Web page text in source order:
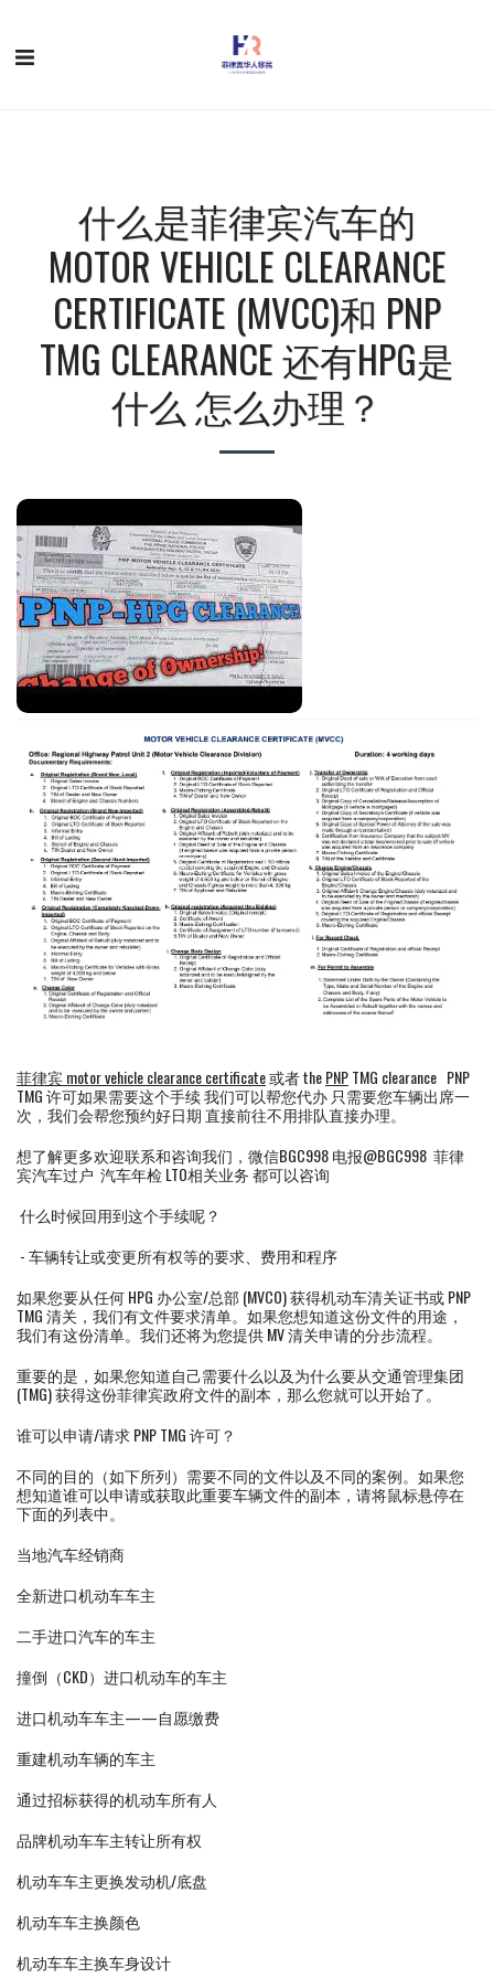
什么是菲律宾汽车的
MOTOR VEHICLE CLEARANCE
CERTIFICATE (MVCC)和 PNP
TMG CLEARANCE 还有HPG是
什么 怎么办理？
菲律宾 motor vehicle clearance certificate或者 thePNPTMG clearance PNP
TMG 许可如果需要这个手续 我们可以帮您代办 只需要您车辆出席一
次，我们会帮您预约好日期 直接前往不用排队直接办理。
想了解更多欢迎联系和咨询我们，微信BGC998 电报@BGC998 菲律
宾汽车过户 汽车年检 LTO相关业务 都可以咨询
什么时候回用到这个手续呢？
- 车辆转让或变更所有权等的要求、费用和程序
如果您要从任何 HPG 办公室/总部 (MVCO) 获得机动车清关证书或 PNP
TMG 清关，我们有文件要求清单。如果您想知道这份文件的用途，
我们有这份清单。我们还将为您提供 MV 清关申请的分步流程。
重要的是，如果您知道自己需要什么以及为什么要从交通管理集团
(TMG) 获得这份菲律宾政府文件的副本，那么您就可以开始了。
谁可以申请/请求 PNP TMG 许可？
不同的目的（如下所列）需要不同的文件以及不同的案例。如果您
想知道谁可以申请或获取此重要车辆文件的副本，请将鼠标悬停在
下面的列表中。
当地汽车经销商
全新进口机动车车主
二手进口汽车的车主
撞倒（CKD）进口机动车的车主
进口机动车车主——自愿缴费
重建机动车辆的车主
通过招标获得的机动车所有人
品牌机动车车主转让所有权
机动车车主更换发动机/底盘
机动车车主换颜色
机动车车主换车身设计